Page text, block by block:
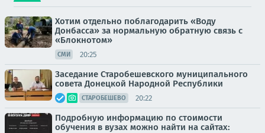
Хотим отдельно поблагодарить «Воду
Донбасса» за нормальную обратную связь с
«Блокнотом»
СМИ 20:25
Заседание Старобешевского муниципального
совета Донецкой Народной Республики
СТАРОБЕШЕВО 20:22
Подробную информацию по стоимости
обучения в вузах можно найти на сайтах: